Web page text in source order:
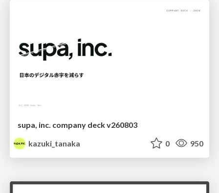
supa, inc. company deck v260803
kazuki_tanaka
0 950